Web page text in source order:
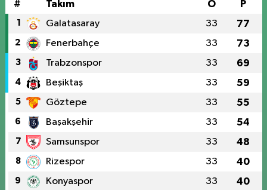
# Takım O P
1 Galatasaray 33 77
2 Fenerbahçe 33 73
3 Trabzonspor 33 69
4 Beşiktaş 33 59
5 Göztepe 33 55
6 Başakşehir 33 54
7 Samsunspor 33 48
8 Rizespor 33 40
9 Konyaspor 33 40